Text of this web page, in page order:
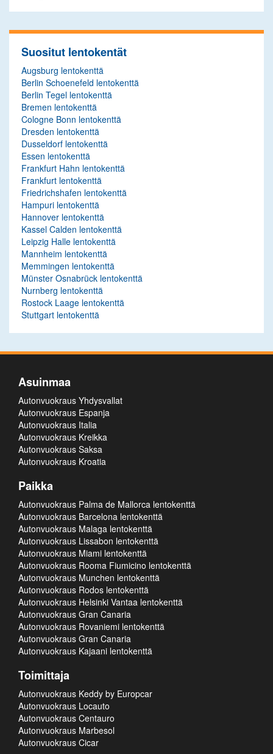
Suositut lentokentät
Augsburg lentokenttä
Berlin Schoenefeld lentokenttä
Berlin Tegel lentokenttä
Bremen lentokenttä
Cologne Bonn lentokenttä
Dresden lentokenttä
Dusseldorf lentokenttä
Essen lentokenttä
Frankfurt Hahn lentokenttä
Frankfurt lentokenttä
Friedrichshafen lentokenttä
Hampuri lentokenttä
Hannover lentokenttä
Kassel Calden lentokenttä
Leipzig Halle lentokenttä
Mannheim lentokenttä
Memmingen lentokenttä
Münster Osnabrück lentokenttä
Nurnberg lentokenttä
Rostock Laage lentokenttä
Stuttgart lentokenttä
Asuinmaa
Autonvuokraus Yhdysvallat
Autonvuokraus Espanja
Autonvuokraus Italia
Autonvuokraus Kreikka
Autonvuokraus Saksa
Autonvuokraus Kroatia
Paikka
Autonvuokraus Palma de Mallorca lentokenttä
Autonvuokraus Barcelona lentokenttä
Autonvuokraus Malaga lentokenttä
Autonvuokraus Lissabon lentokenttä
Autonvuokraus Miami lentokenttä
Autonvuokraus Rooma Fiumicino lentokenttä
Autonvuokraus Munchen lentokenttä
Autonvuokraus Rodos lentokenttä
Autonvuokraus Helsinki Vantaa lentokenttä
Autonvuokraus Gran Canaria
Autonvuokraus Rovaniemi lentokenttä
Autonvuokraus Gran Canaria
Autonvuokraus Kajaani lentokenttä
Toimittaja
Autonvuokraus Keddy by Europcar
Autonvuokraus Locauto
Autonvuokraus Centauro
Autonvuokraus Marbesol
Autonvuokraus Cicar